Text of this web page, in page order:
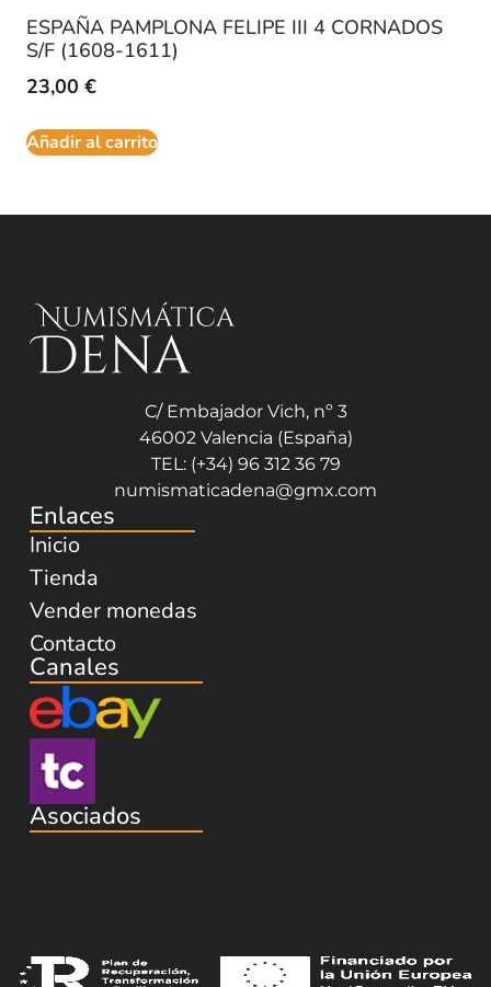
ESPAÑA PAMPLONA FELIPE III 4 CORNADOS
S/F (1608-1611)
23,00 €
Añadir al carrito
C/ Embajador Vich, nº 3
46002 Valencia (España)
TEL: (+34) 96 312 36 79
numismaticadena@gmx.com
Enlaces
Inicio
Tienda
Vender monedas
Contacto
Canales
Asociados